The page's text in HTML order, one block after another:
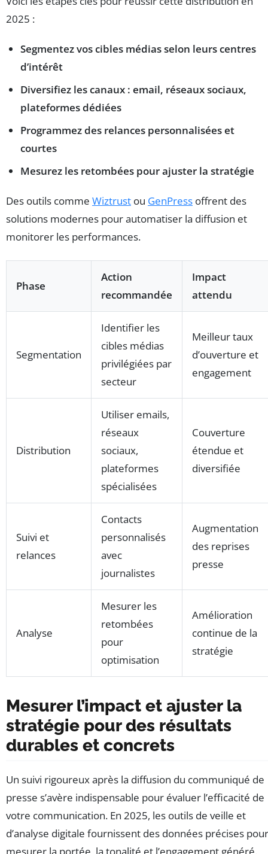
2025 :
Segmentez vos cibles médias selon leurs centres
d’intérêt
Diversifiez les canaux : email, réseaux sociaux,
plateformes dédiées
Programmez des relances personnalisées et
courtes
Mesurez les retombées pour ajuster la stratégie
Des outils comme Wiztrust ou GenPress offrent des
solutions modernes pour automatiser la diffusion et
monitorer les performances.
Phase
Action
recommandée
Impact
attendu
Segmentation
Identifier les
cibles médias
privilégiées par
secteur
Meilleur taux
d’ouverture et
engagement
Distribution
Utiliser emails,
réseaux
sociaux,
plateformes
spécialisées
Couverture
étendue et
diversifiée
Suivi et
relances
Contacts
personnalisés
avec
journalistes
Augmentation
des reprises
presse
Analyse
Mesurer les
retombées
pour
optimisation
Amélioration
continue de la
stratégie
Mesurer l’impact et ajuster la
stratégie pour des résultats
durables et concrets
Un suivi rigoureux après la diffusion du communiqué de
presse s’avère indispensable pour évaluer l’efficacité de
votre communication. En 2025, les outils de veille et
d’analyse digitale fournissent des données précises pour